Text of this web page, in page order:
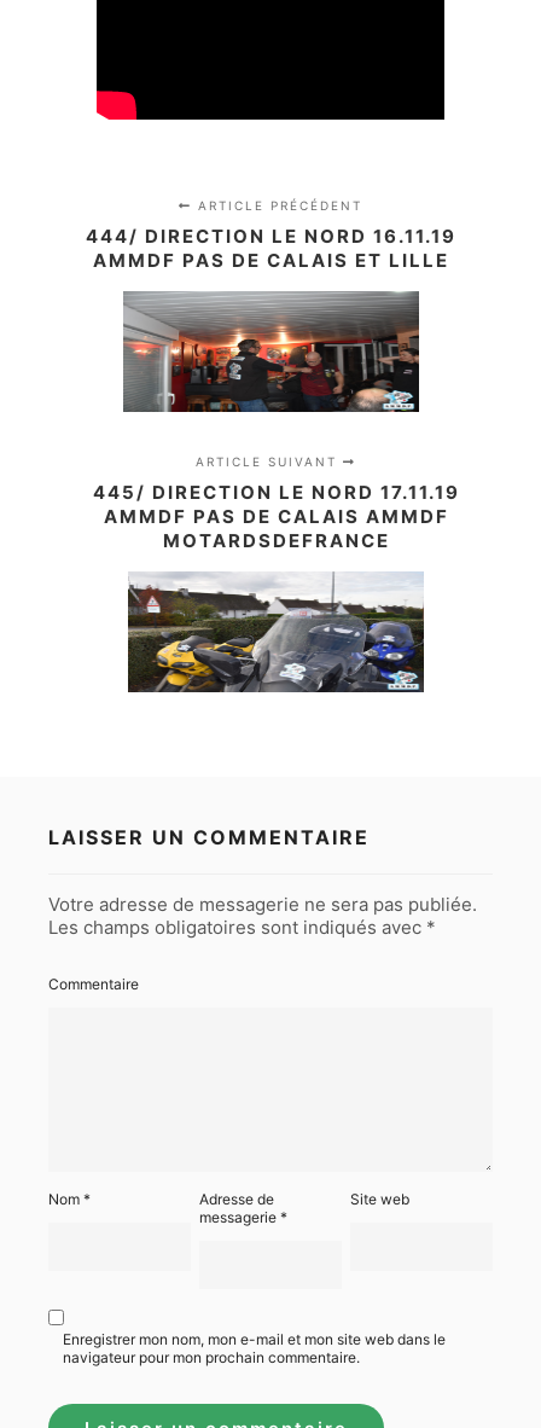
ARTICLE PRÉCÉDENT
444/ DIRECTION LE NORD 16.11.19
AMMDF PAS DE CALAIS ET LILLE
ARTICLE SUIVANT
445/ DIRECTION LE NORD 17.11.19
AMMDF PAS DE CALAIS AMMDF
MOTARDSDEFRANCE
LAISSER UN COMMENTAIRE
Votre adresse de messagerie ne sera pas publiée.
Les champs obligatoires sont indiqués avec *
Commentaire
Nom *
Adresse de
messagerie*
Site web
Enregistrer mon nom, mon e-mail et mon site web dans le
navigateur pour mon prochain commentaire.